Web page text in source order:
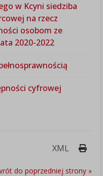
w Kcyni siedziba
na rzecz
osobom ze
2020-2022
cyfrowej
XML
do poprzedniej strony »